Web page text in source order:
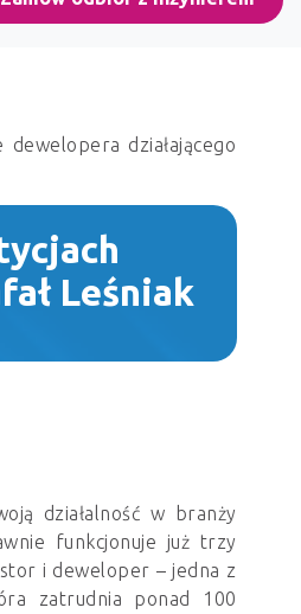
działającego
Leśniak
działalność w branży
funkcjonuje już trzy
i deweloper – jedna z
zatrudnia ponad 100